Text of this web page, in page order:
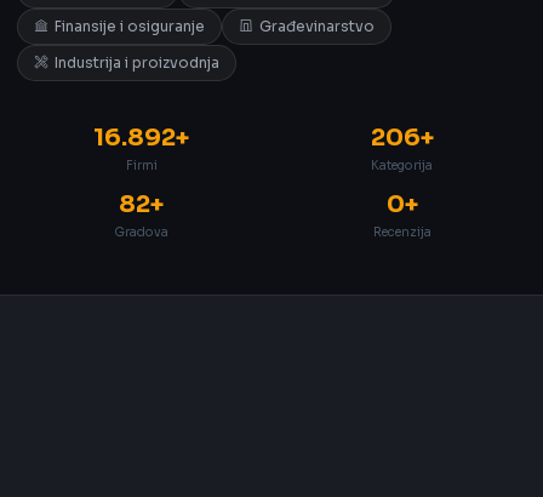
Finansije i osiguranje
Građevinarstvo
Industrija i proizvodnja
16.892+
Firmi
206+
Kategorija
82+
Gradova
0+
Recenzija